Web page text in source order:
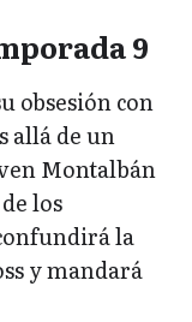
9
obsesión con
allá de un
Montalbán
los
la
y mandará